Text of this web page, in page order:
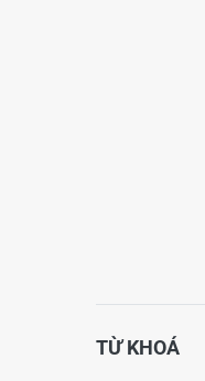
TỪ KHOÁ